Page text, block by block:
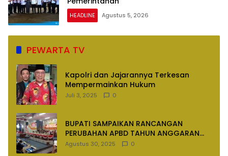
HEADLINE Agustus 5, 2026
PEWARTA TV
Kapolri dan Jajarannya Terkesan
Mempermainkan Hukum
Juli 3, 2025 0
BUPATI SAMPAIKAN RANCANGAN
PERUBAHAN APBD TAHUN ANGGARAN
2025
Agustus 30, 2025 0